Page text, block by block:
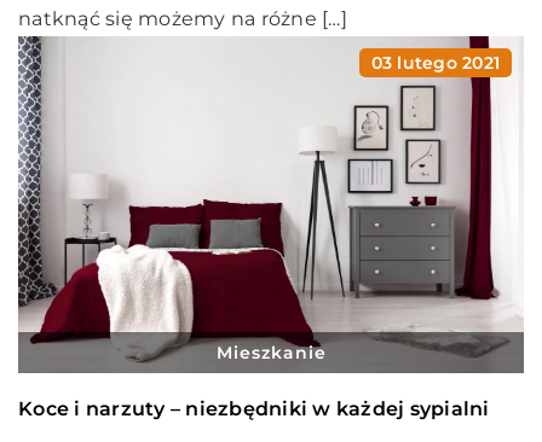
natknąć się możemy na różne […]
03 lutego 2021
Mieszkanie
Koce i narzuty – niezbędniki w każdej sypialni